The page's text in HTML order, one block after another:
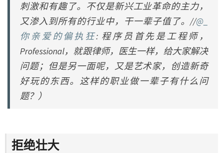
刺激和有趣了。不仅是新兴工业革命的主力，
又渗入到所有的行业中，干一辈子值了。//@_
你亲爱的偏执狂: 程序员首先是工程师，
Professional，就跟律师，医生一样，给大家解决
问题；但是另一面呢，又是艺术家，创造新奇
好玩的东西。这样的职业做一辈子有什么问
题？ ）
拒绝壮大